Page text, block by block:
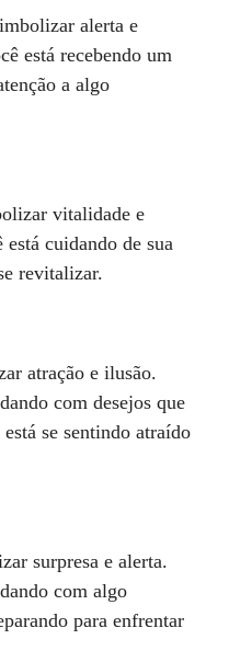
alerta e
está recebendo um
a algo
vitalidade e
cuidando de sua
revitalizar.
atração e ilusão.
com desejos que
se sentindo atraído
surpresa e alerta.
com algo
para enfrentar